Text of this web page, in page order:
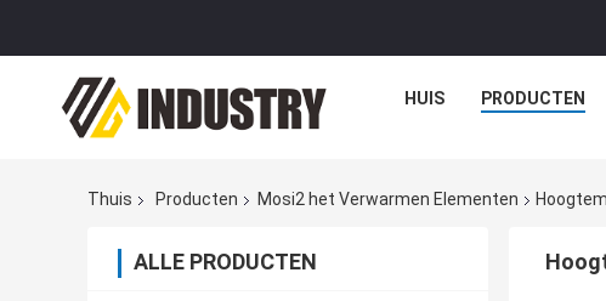
HUIS PRODUCTEN
Thuis Producten Mosi2 het Verwarmen Elementen
ALLE PRODUCTEN